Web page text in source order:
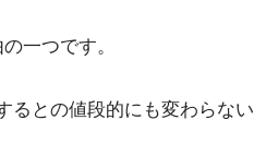
一つです。
るとの値段的にも変わらない